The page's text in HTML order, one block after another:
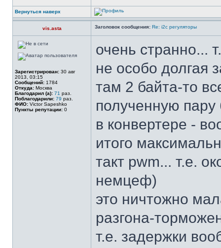
Вернуться наверх
vis.asta Заголовок сообщения: Re: i2c регуляторы
Зарегистрирован: 30 авг
2013, 03:15
Сообщений: 1784
Откуда: Москва
Благодарил (а): 71 раз.
Поблагодарили: 79 раз.
ФИО: Victor Sapeshko
Пункты репутации: 0
очень странно...
не особо долгая
там 2 байта-то
полученную пару
в конвертере -
итого
такт pwm... т.е.
немцеф)
это ничтожно
разгона-
т.е. задержки